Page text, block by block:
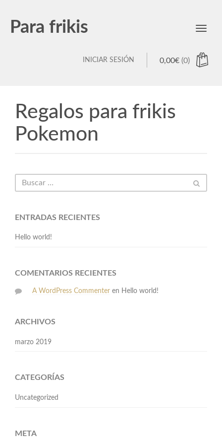
Para frikis
Toggle
0,00€ (0)
INICIAR SESIÓN
Regalos para frikis
Pokemon
ENTRADAS RECIENTES
Hello world!
COMENTARIOS RECIENTES
A WordPress Commenter en Hello world!
ARCHIVOS
marzo 2019
CATEGORÍAS
Uncategorized
META